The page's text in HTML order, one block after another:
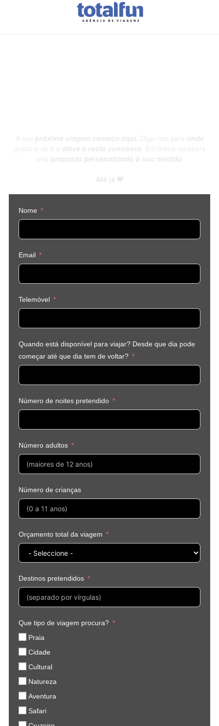
A sua próxima viagem começa aqui. Diga-nos para onde
gostaria de ir e deixe o resto connosco . Em breve receberá
uma proposta personalizada à sua medida
Até já 💙
Nome
Email
Telemóvel
Quando está disponível para viajar? Desde que dia pode
começar até que dia tem de voltar?
Número de noites pretendido
Número adultos
Número de crianças
Orçamento total da viagem
Destinos pretendidos
Que tipo de viagem procura?
Praia
Cidade
Cultural
Natureza
Aventura
Safari